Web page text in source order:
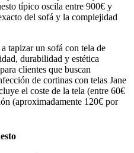
típico oscila entre 900€ y
del sofá y la complejidad
tapizar un sofá con tela de
durabilidad y estética
clientes que buscan
de cortinas con telas Jane
el coste de la tela (entre 60€
(aproximadamente 120€ por